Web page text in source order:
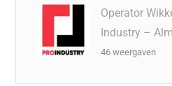
Operator
Industry –
46 weergaven